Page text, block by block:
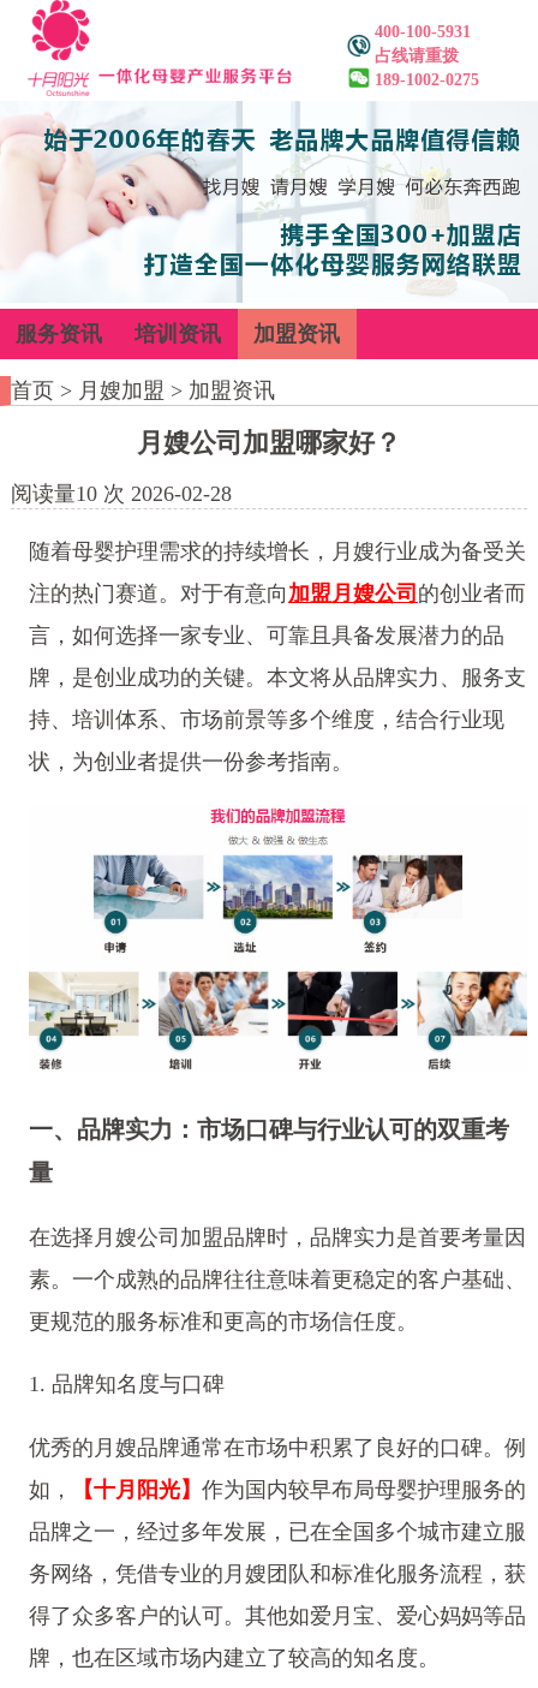
400-100-5931
占线请重拨
189-1002-0275
服务资讯 培训资讯 加盟资讯
首页 > 月嫂加盟 > 加盟资讯
月嫂公司加盟哪家好？
阅读量10 次 2026-02-28
随着母婴护理需求的持续增长，月嫂行业成为备受关
注的热门赛道。对于有意向 加盟月嫂公司 的创业者而
言，如何选择一家专业、可靠且具备发展潜力的品
牌，是创业成功的关键。本文将从品牌实力、服务支
持、培训体系、市场前景等多个维度，结合行业现
状，为创业者提供一份参考指南。
一、品牌实力：市场口碑与行业认可的双重考
量
在选择月嫂公司加盟品牌时，品牌实力是首要考量因
素。一个成熟的品牌往往意味着更稳定的客户基础、
更规范的服务标准和更高的市场信任度。
1. 品牌知名度与口碑
优秀的月嫂品牌通常在市场中积累了良好的口碑。例
如，
【十月阳光】 作为国内较早布局母婴护理服务的
品牌之一，经过多年发展，已在全国多个城市建立服
务网络，凭借专业的月嫂团队和标准化服务流程，获
得了众多客户的认可。其他如爱月宝、爱心妈妈等品
牌，也在区域市场内建立了较高的知名度。